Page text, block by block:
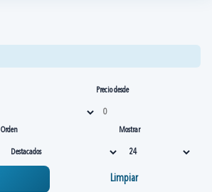
Precio desde
Orden Mostrar
Limpiar